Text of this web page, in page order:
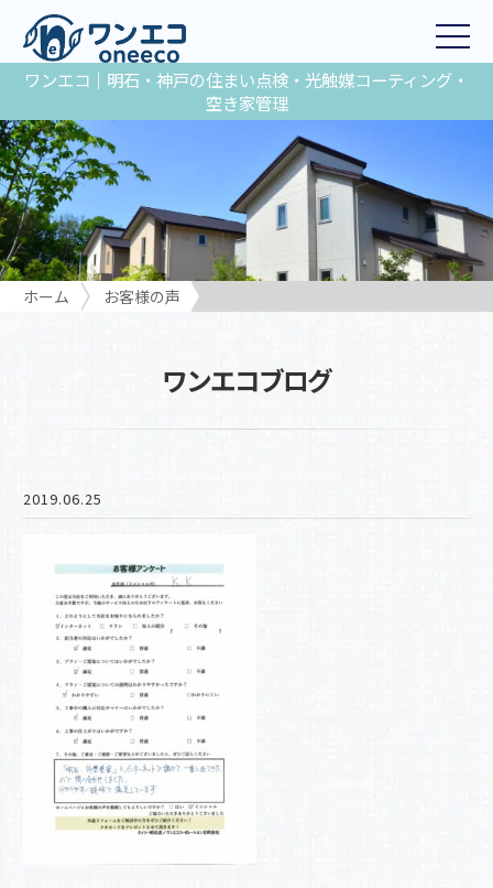
ワンエコ｜明石・神戸の住まい点検・光触媒コーティング・
空き家管理
ホーム お客様の声
ワンエコブログ
2019.06.25